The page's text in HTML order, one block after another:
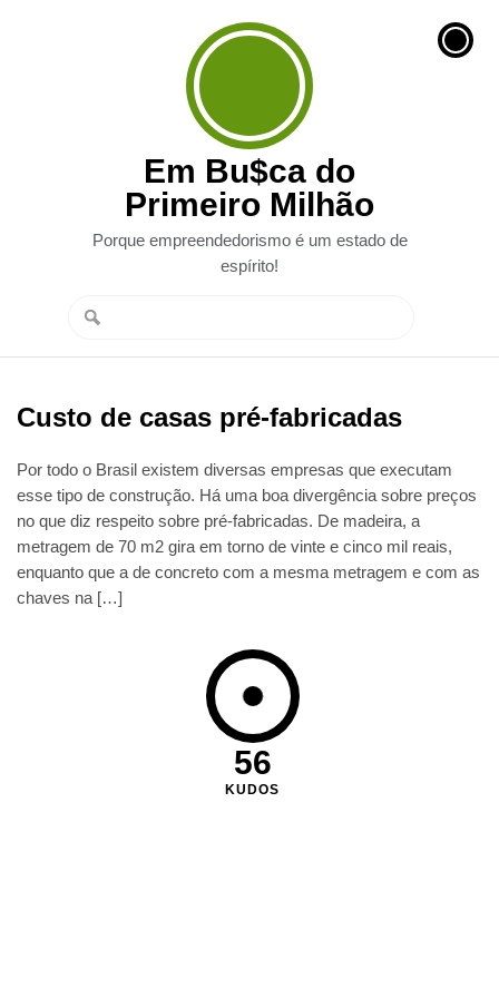
Em Bu$ca do
Primeiro Milhão
Porque empreendedorismo é um estado de
espírito!
Custo de casas pré-fabricadas
Por todo o Brasil existem diversas empresas que executam
esse tipo de construção. Há uma boa divergência sobre preços
no que diz respeito sobre pré-fabricadas. De madeira, a
metragem de 70 m2 gira em torno de vinte e cinco mil reais,
enquanto que a de concreto com a mesma metragem e com as
chaves na […]
56
KUDOS